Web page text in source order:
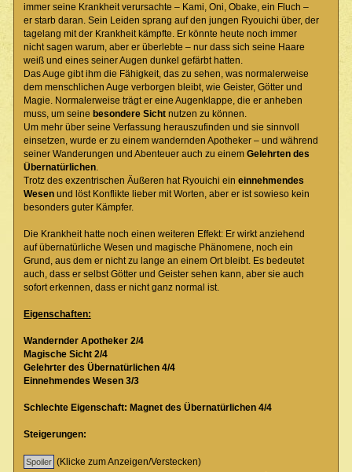
immer seine Krankheit verursachte – Kami, Oni, Obake, ein Fluch –
er starb daran. Sein Leiden sprang auf den jungen Ryouichi über, der
tagelang mit der Krankheit kämpfte. Er könnte heute noch immer
nicht sagen warum, aber er überlebte – nur dass sich seine Haare
weiß und eines seiner Augen dunkel gefärbt hatten.
Das Auge gibt ihm die Fähigkeit, das zu sehen, was normalerweise
dem menschlichen Auge verborgen bleibt, wie Geister, Götter und
Magie. Normalerweise trägt er eine Augenklappe, die er anheben
muss, um seine besondere Sichtnutzen zu können.
Um mehr über seine Verfassung herauszufinden und sie sinnvoll
einsetzen, wurde er zu einem wandernden Apotheker – und während
seiner Wanderungen und Abenteuer auch zu einem Gelehrten des
Übernatürlichen.
Trotz des exzentrischen Äußeren hat Ryouichi ein einnehmendes
Wesenund löst Konflikte lieber mit Worten, aber er ist sowieso kein
besonders guter Kämpfer.
Die Krankheit hatte noch einen weiteren Effekt: Er wirkt anziehend
auf übernatürliche Wesen und magische Phänomene, noch ein
Grund, aus dem er nicht zu lange an einem Ort bleibt. Es bedeutet
auch, dass er selbst Götter und Geister sehen kann, aber sie auch
sofort erkennen, dass er nicht ganz normal ist.
Eigenschaften:
Wandernder Apotheker 2/4
Magische Sicht 2/4
Gelehrter des Übernatürlichen 4/4
Einnehmendes Wesen 3/3
Schlechte Eigenschaft: Magnet des Übernatürlichen 4/4
Steigerungen:
(Klicke zum Anzeigen/Verstecken)